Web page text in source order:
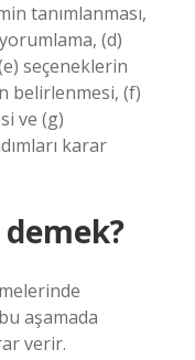
tanımlanması,
(d)
seçeneklerin
belirlenmesi, (f)
ve (g)
karar
aşamada
verir.